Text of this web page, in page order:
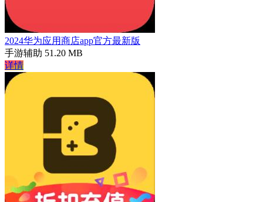
2024华为应用商店app官方最新版
手游辅助 51.20 MB
详情